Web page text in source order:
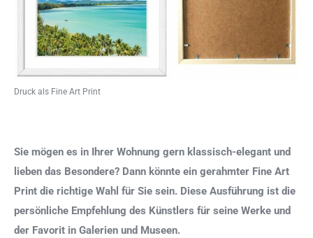
Druck als Fine Art Print
Sie mögen es in Ihrer Wohnung gern klassisch-elegant und
lieben das Besondere? Dann könnte ein gerahmter Fine Art
Print die richtige Wahl für Sie sein. Diese Ausführung ist die
persönliche Empfehlung des Künstlers für seine Werke und
der Favorit in Galerien und Museen.